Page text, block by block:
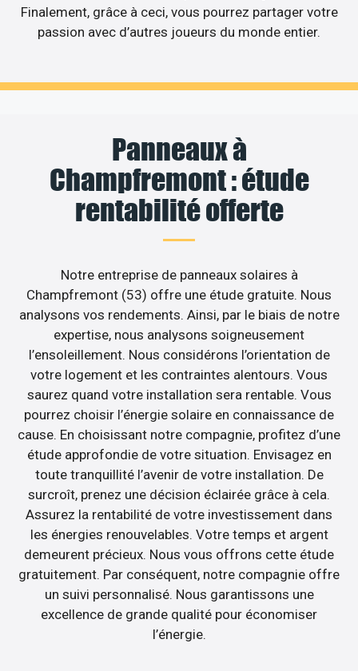
Finalement, grâce à ceci, vous pourrez partager votre
passion avec d’autres joueurs du monde entier.
Panneaux à
Champfremont : étude
rentabilité offerte
Notre entreprise de panneaux solaires à
Champfremont (53) offre une étude gratuite. Nous
analysons vos rendements. Ainsi, par le biais de notre
expertise, nous analysons soigneusement
l’ensoleillement. Nous considérons l’orientation de
votre logement et les contraintes alentours. Vous
saurez quand votre installation sera rentable. Vous
pourrez choisir l’énergie solaire en connaissance de
cause. En choisissant notre compagnie, profitez d’une
étude approfondie de votre situation. Envisagez en
toute tranquillité l’avenir de votre installation. De
surcroît, prenez une décision éclairée grâce à cela.
Assurez la rentabilité de votre investissement dans
les énergies renouvelables. Votre temps et argent
demeurent précieux. Nous vous offrons cette étude
gratuitement. Par conséquent, notre compagnie offre
un suivi personnalisé. Nous garantissons une
excellence de grande qualité pour économiser
l’énergie.